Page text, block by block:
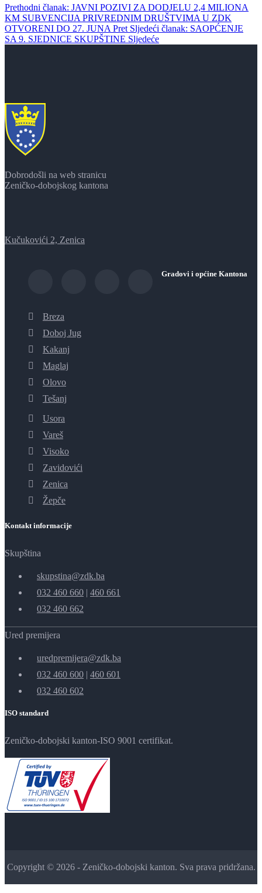
Prethodni članak: JAVNI POZIVI ZA DODJELU 2,4 MILIONA
KM SUBVENCIJA PRIVREDNIM DRUŠTVIMA U ZDK
OTVORENI DO 27. JUNA Pret Sljedeći članak: SAOPĆENJE
SA 9. SJEDNICE SKUPŠTINE Sljedeće
Dobrodošli na web stranicu
Zeničko-dobojskog kantona
Kučukovići 2, Zenica
Gradovi i općine Kantona
Breza
Doboj Jug
Kakanj
Maglaj
Olovo
Tešanj
Usora
Vareš
Visoko
Zavidovići
Zenica
Žepče
Kontakt informacije
Skupština
skupstina@zdk.ba
032 460 660 | 460 661
032 460 662
Ured premijera
uredpremijera@zdk.ba
032 460 600 | 460 601
032 460 602
ISO standard
Zeničko-dobojski kanton-ISO 9001 certifikat.
Copyright © 2026 - Zeničko-dobojski kanton. Sva prava pridržana.